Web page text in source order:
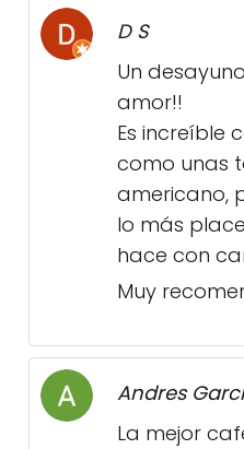
D S
Un
amor!!
Es increíble
como unas
americano,
lo más
hace con
Muy
Andres
La mejor